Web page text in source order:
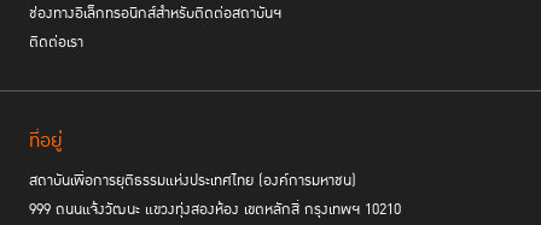
ช่องทางอิเล็กทรอนิกส์สำหรับติดต่อสถาบันฯ
ติดต่อเรา
ที่อยู่
สถาบันเพื่อการยุติธรรมแห่งประเทศไทย (องค์การมหาชน)
999 ถนนแจ้งวัฒนะ แขวงทุ่งสองห้อง เขตหลักสี่ กรุงเทพฯ 10210